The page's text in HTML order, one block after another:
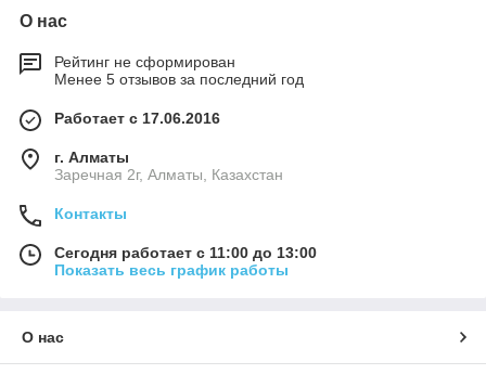
О нас
Рейтинг не сформирован
Менее 5 отзывов за последний год
Работает с 17.06.2016
г. Алматы
Заречная 2г, Алматы, Казахстан
Контакты
Сегодня работает с 11:00 до 13:00
Показать весь график работы
О нас